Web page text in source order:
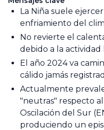
La Niña suele
enfriamiento del
No revierte el
debido a la actividad
El año 2024 va
cálido jamás
Actualmente
"neutras" respecto
Oscilación del Sur
produciendo un